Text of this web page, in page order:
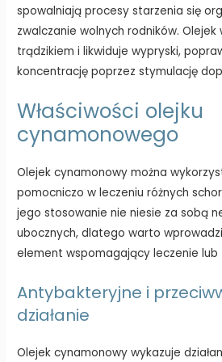
spowalniają procesy starzenia się
zwalczanie wolnych rodników.
trądzikiem i likwiduje wypryski,
koncentrację poprzez stymulację
Właściwości olejku
cynamonowego
Olejek cynamonowy można
pomocniczo w leczeniu różnych
jego stosowanie nie niesie za sobą
ubocznych, dlatego warto
element wspomagający leczenie lub
Antybakteryjne i
działanie
Olejek cynamonowy wykazuje